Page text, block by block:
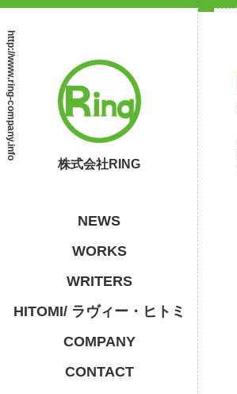
株式会社RING
NEWS
WORKS
WRITERS
HITOMI/ ラヴィー・ヒトミ
COMPANY
CONTACT
http://www.ring-company.info